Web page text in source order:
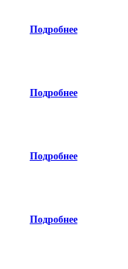
Подробнее
Подробнее
Подробнее
Подробнее